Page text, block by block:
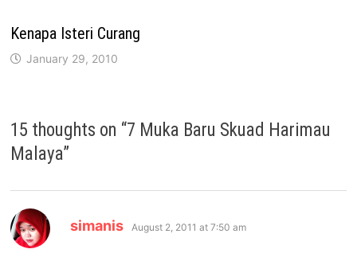
Kenapa Isteri Curang
January 29, 2010
15 thoughts on “7 Muka Baru Skuad Harimau
Malaya”
simanis says:
August 2, 2011 at 7:50 am